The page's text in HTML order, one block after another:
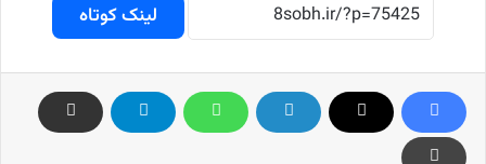
لینک کوتاه